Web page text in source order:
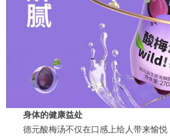
身体的健康益处
德元酸梅汤不仅在口感上给人带来愉悦